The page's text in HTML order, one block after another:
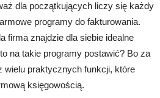
dla początkujących liczy się każdy
programy do fakturowania.
firma znajdzie dla siebie idealne
na takie programy postawić? Bo za
praktycznych funkcji, które
księgowością.